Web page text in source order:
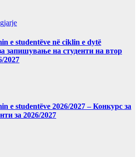
e studentëve në ciklin e dytë
запишување на студенти на втор
2027
e studentëve 2026/2027 – Конкурс за
за 2026/2027